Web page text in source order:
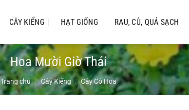
CÂY KIỂNG HẠT GIỐNG RAU, CỦ, QUẢ SẠCH
Hoa Mười Giờ Thái
Trang chủ / Cây Kiểng / Cây Có Hoa